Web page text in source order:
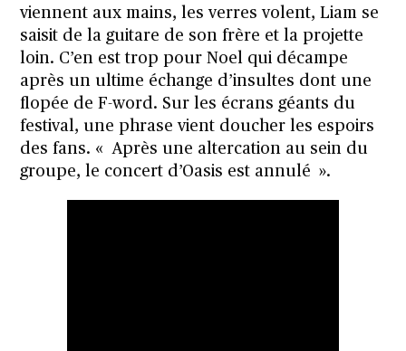
viennent aux mains, les verres volent, Liam se
saisit de la guitare de son frère et la projette
loin. C’en est trop pour Noel qui décampe
après un ultime échange d’insultes dont une
flopée de F-word. Sur les écrans géants du
festival, une phrase vient doucher les espoirs
des fans. « Après une altercation au sein du
groupe, le concert d’Oasis est annulé ».